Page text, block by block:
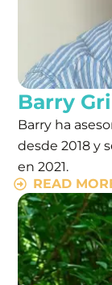
Barry
Barry ha
desde 2018 y
en 2021.
READ